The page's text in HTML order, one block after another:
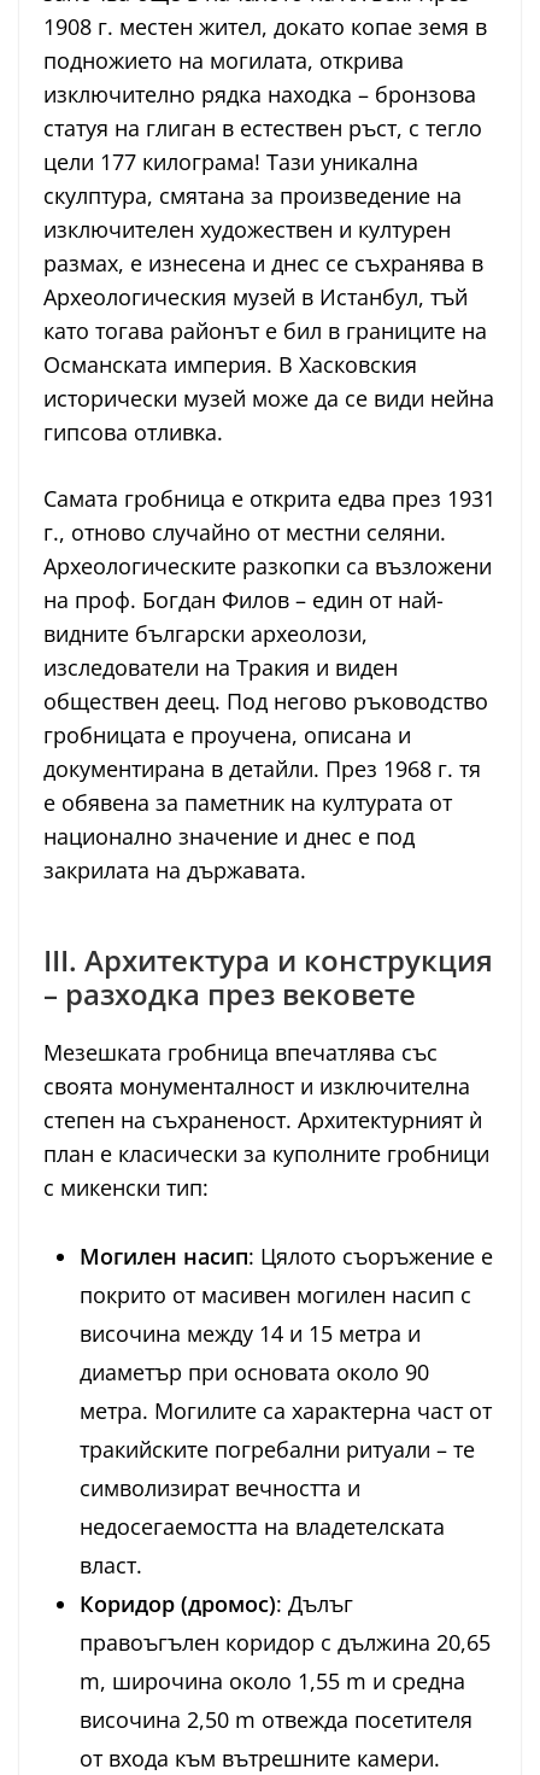
1908 г. местен жител, докато копае земя в
подножието на могилата, открива
изключително рядка находка – бронзова
статуя на глиган в естествен ръст, с тегло
цели 177 килограма! Тази уникална
скулптура, смятана за произведение на
изключителен художествен и културен
размах, е изнесена и днес се съхранява в
Археологическия музей в Истанбул, тъй
като тогава районът е бил в границите на
Османската империя. В Хасковския
исторически музей може да се види нейна
гипсова отливка.
Самата гробница е открита едва през 1931
г., отново случайно от местни селяни.
Археологическите разкопки са възложени
на проф. Богдан Филов – един от най-
видните български археолози,
изследователи на Тракия и виден
обществен деец. Под негово ръководство
гробницата е проучена, описана и
документирана в детайли. През 1968 г. тя
е обявена за паметник на културата от
национално значение и днес е под
закрилата на държавата.
III. Архитектура и конструкция
– разходка през вековете
Мезешката гробница впечатлява със
своята монументалност и изключителна
степен на съхраненост. Архитектурният ѝ
план е класически за куполните гробници
с микенски тип:
Могилен насип: Цялото съоръжение е
покрито от масивен могилен насип с
височина между 14 и 15 метра и
диаметър при основата около 90
метра. Могилите са характерна част от
тракийските погребални ритуали – те
символизират вечността и
недосегаемостта на владетелската
власт.
Коридор (дромос): Дълъг
правоъгълен коридор с дължина 20,65
m, широчина около 1,55 m и средна
височина 2,50 m отвежда посетителя
от входа към вътрешните камери.